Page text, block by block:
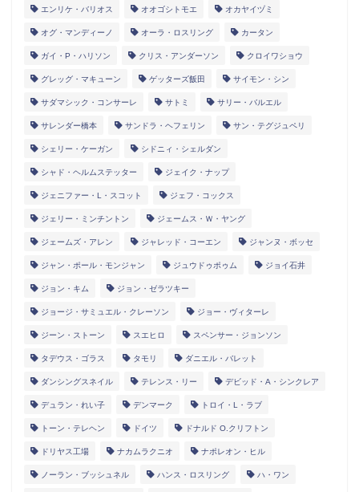
エンリケ・バリオス オオゴシトモエ オカヤイヅミ
オグ・マンディーノ オーラ・ロスリング カータン
ガイ・P・ハリソン クリス・アンダーソン クロイワショウ
グレッグ・マキューン ゲッターズ飯田 サイモン・シン
サダマシック・コンサーレ サトミ サリー・バルエル
サレンダー橋本 サンドラ・ヘフェリン サン・テグジュペリ
シェリー・ケーガン シドニィ・シェルダン
シャド・ヘルムステッター ジェイク・ナップ
ジェニファー・L・スコット ジェフ・コックス
ジェリー・ミンチントン ジェームス・Ｗ・ヤング
ジェームズ・アレン ジャレッド・コーエン ジャンヌ・ボッセ
ジャン・ポール・モンジャン ジュウドゥポゥム ジョイ石井
ジョン・キム ジョン・ゼラツキー
ジョージ・サミュエル・クレーソン ジョー・ヴィターレ
ジーン・ストーン スエヒロ スペンサー・ジョンソン
タデウス・ゴラス タモリ ダニエル・バレット
ダンシングスネイル テレンス・リー デビッド・A・シンクレア
デュラン・れい子 デンマーク トロイ・L・ラブ
トーン・テレヘン ドイツ ドナルド O.クリフトン
ドリヤス工場 ナカムラクニオ ナポレオン・ヒル
ノーラン・ブッシュネル ハンス・ロスリング ハ・ワン